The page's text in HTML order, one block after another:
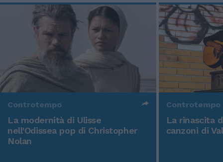
Controtempo
La modernità di Ulisse
nell'Odissea pop di Christopher
Nolan
Controtempo
La rinascita
canzoni di